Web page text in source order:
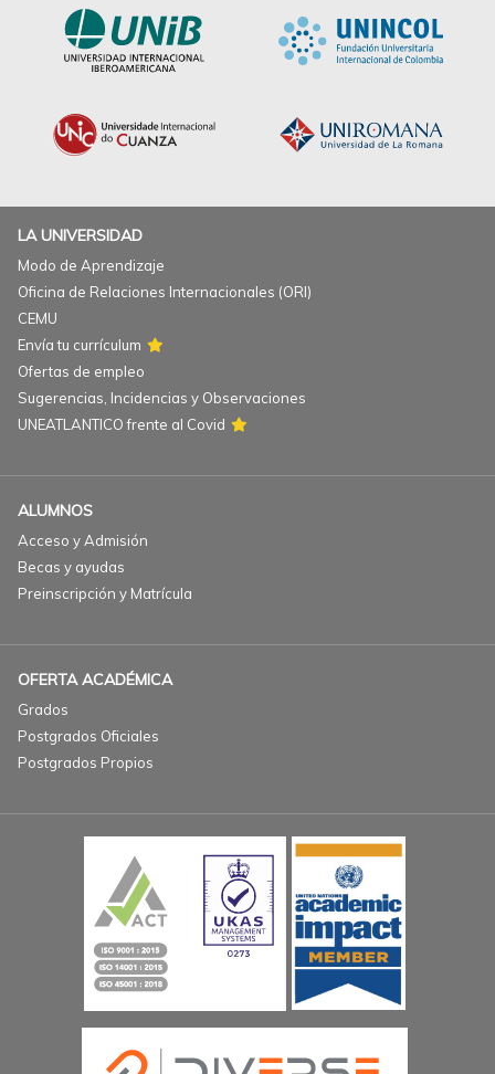
LA UNIVERSIDAD
Modo de Aprendizaje
Oficina de Relaciones Internacionales (ORI)
CEMU
Envía tu currículum
Ofertas de empleo
Sugerencias, Incidencias y Observaciones
UNEATLANTICO frente al Covid
ALUMNOS
Acceso y Admisión
Becas y ayudas
Preinscripción y Matrícula
OFERTA ACADÉMICA
Grados
Postgrados Oficiales
Postgrados Propios